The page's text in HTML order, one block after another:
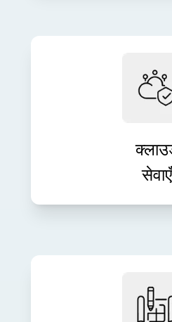
सेवाएँ
आत्मविश्वास के साथ
और प्रदर्शन को
हमारी संपूर्ण